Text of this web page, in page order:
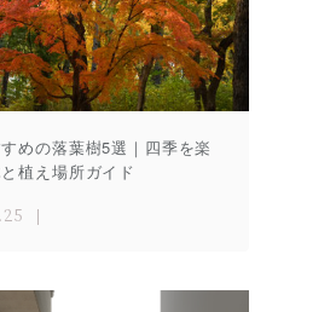
めの落葉樹5選｜四季を楽
植え場所ガイド